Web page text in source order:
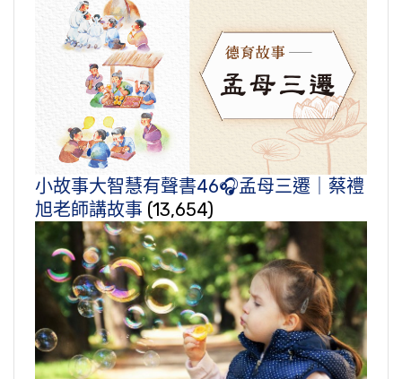
小故事大智慧有聲書46🎧孟母三遷｜蔡禮
旭老師講故事 (13,654)